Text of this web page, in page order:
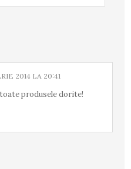
2014 LA 20:41
produsele dorite!